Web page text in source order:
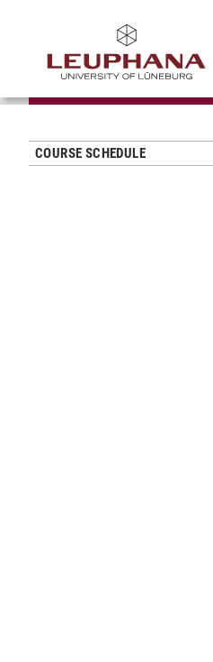
COURSE SCHEDULE